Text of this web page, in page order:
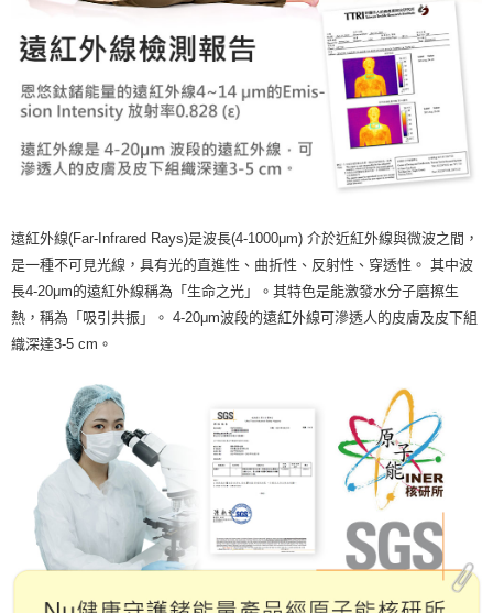
遠紅外線(Far-Infrared Rays)是波長(4-1000μm) 介於近紅外線與微波之間，
是一種不可見光線，具有光的直進性、曲折性、反射性、穿透性。 其中波
長4-20μm的遠紅外線稱為「生命之光」。其特色是能激發水分子磨擦生
熱，稱為「吸引共振」。 4-20μm波段的遠紅外線可滲透人的皮膚及皮下組
織深達3-5 cm。